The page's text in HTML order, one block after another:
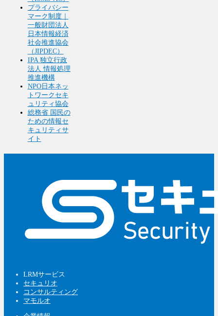
プライバシー
マーク制度｜
一般財団法人
日本情報経済
社会推進協会
（JIPDEC）
IPA 独立行政
法人 情報処理
推進機構
NPO日本ネッ
トワークセキ
ュリティ協会
総務省 国民の
ための情報セ
キュリティサ
イト
LRMサービス
セキュリオ
コンサルティング
マモルオ